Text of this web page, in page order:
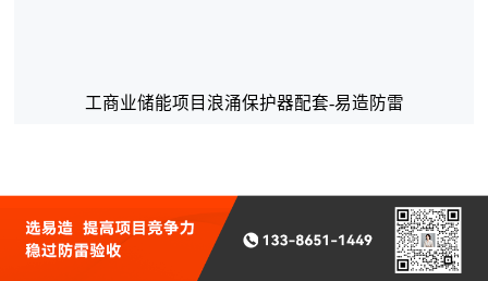
工商业储能项目浪涌保护器配套-易造防雷